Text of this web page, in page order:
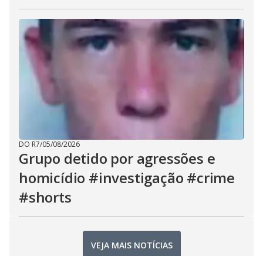
DO R7/05/08/2026
Grupo detido por agressões e
homicídio #investigação #crime
#shorts
VEJA MAIS NOTÍCIAS